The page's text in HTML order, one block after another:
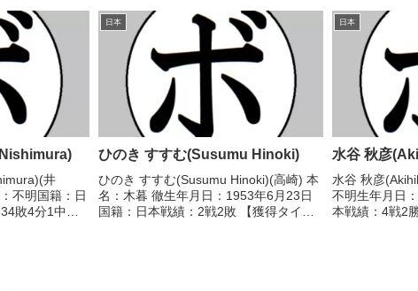
点不明) 月島
挑戦者 【戦歴】2018/06/02
○1RTKO アントニ...
度東日本スー
2014/06/01 ●...
井
不明国籍：日
敗4分1中
日本
ひのき すすむ(Susumu Hinoki)
ひのき すすむ(Susumu Hinoki)(高崎) 本
名：木暮 徹生年月日：1953年6月23日
国籍：日本戦績：2戦2敗 【獲得タイト
日本
水谷 秋彦
水谷 秋彦
不明生年月日
本戦績：4戦2